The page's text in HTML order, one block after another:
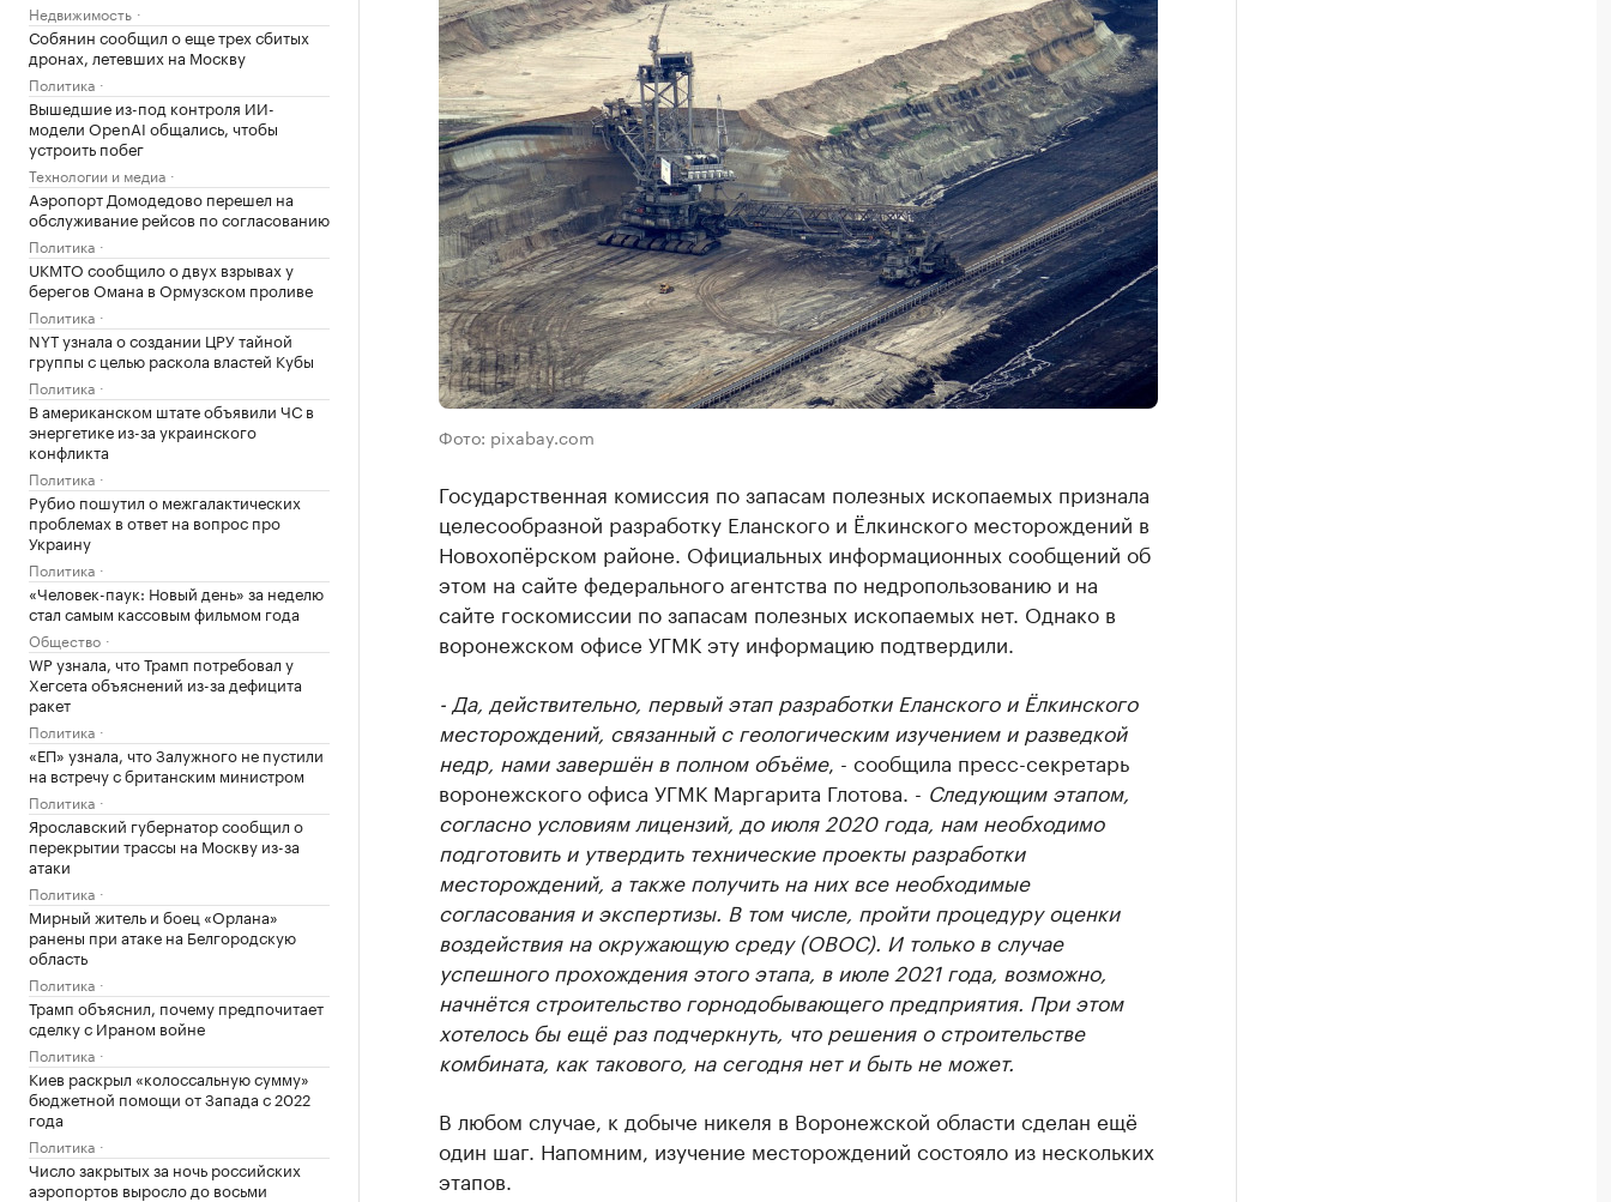
Недвижимость
Собянин сообщил о еще трех сбитых
дронах, летевших на Москву
Политика
Вышедшие из-под контроля ИИ-
модели OpenAI общались, чтобы
устроить побег
Технологии и медиа
Аэропорт Домодедово перешел на
обслуживание рейсов по согласованию
Политика
UKMTO сообщило о двух взрывах у
берегов Омана в Ормузском проливе
Политика
NYT узнала о создании ЦРУ тайной
группы с целью раскола властей Кубы
Политика
В американском штате объявили ЧС в
энергетике из-за украинского
конфликта
Политика
Рубио пошутил о межгалактических
проблемах в ответ на вопрос про
Украину
Политика
«Человек-паук: Новый день» за неделю
стал самым кассовым фильмом года
Общество
WP узнала, что Трамп потребовал у
Хегсета объяснений из-за дефицита
ракет
Политика
«ЕП» узнала, что Залужного не пустили
на встречу с британским министром
Политика
Ярославский губернатор сообщил о
перекрытии трассы на Москву из-за
атаки
Политика
Мирный житель и боец «Орлана»
ранены при атаке на Белгородскую
область
Политика
Трамп объяснил, почему предпочитает
сделку с Ираном войне
Политика
Киев раскрыл «колоссальную сумму»
бюджетной помощи от Запада с 2022
года
Политика
Число закрытых за ночь российских
аэропортов выросло до восьми
Фото: pixabay.com
Государственная комиссия по запасам полезных ископаемых признала
целесообразной разработку Еланского и Ёлкинского месторождений в
Новохопёрском районе. Официальных информационных сообщений об
этом на сайте федерального агентства по недропользованию и на
сайте госкомиссии по запасам полезных ископаемых нет. Однако в
воронежском офисе УГМК эту информацию подтвердили.
- Да, действительно, первый этап разработки Еланского и Ёлкинского
месторождений, связанный с геологическим изучением и разведкой
недр, нами завершён в полном объёме, - сообщила пресс-секретарь
воронежского офиса УГМК Маргарита Глотова. - Следующим этапом,
согласно условиям лицензий, до июля 2020 года, нам необходимо
подготовить и утвердить технические проекты разработки
месторождений, а также получить на них все необходимые
согласования и экспертизы. В том числе, пройти процедуру оценки
воздействия на окружающую среду (ОВОС). И только в случае
успешного прохождения этого этапа, в июле 2021 года, возможно,
начнётся строительство горнодобывающего предприятия. При этом
хотелось бы ещё раз подчеркнуть, что решения о строительстве
комбината, как такового, на сегодня нет и быть не может.
В любом случае, к добыче никеля в Воронежской области сделан ещё
один шаг. Напомним, изучение месторождений состояло из нескольких
этапов.